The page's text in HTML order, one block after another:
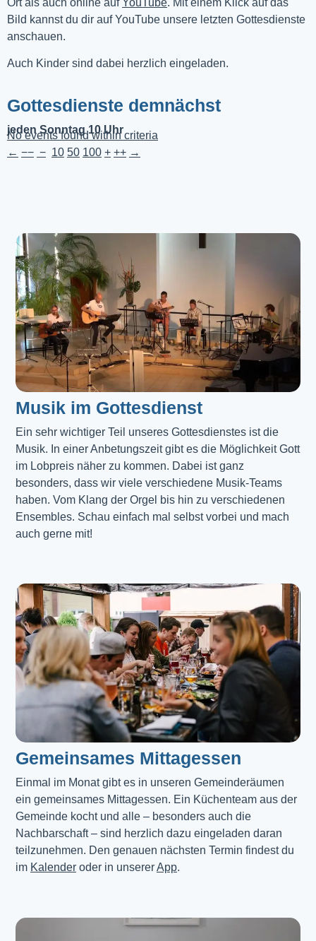
Bild kannst du dir auf YouTube unsere letzten Gottesdienste
anschauen.
Auch Kinder sind dabei herzlich eingeladen.
Gottesdienste demnächst
jeden Sonntag 10 Uhr
No events found within criteria
← −− − 10 50 100 + ++ →
Musik im Gottesdienst​
Ein sehr wichtiger Teil unseres Gottesdienstes ist die
Musik. In einer Anbetungszeit gibt es die Möglichkeit Gott
im Lobpreis näher zu kommen. Dabei ist ganz
besonders, dass wir viele verschiedene Musik-Teams
haben. Vom Klang der Orgel bis hin zu verschiedenen
Ensembles. Schau einfach mal selbst vorbei und mach
auch gerne mit!
Gemeinsames Mittagessen
Einmal im Monat gibt es in unseren Gemeinderäumen
ein gemeinsames Mittagessen. Ein Küchenteam aus der
Gemeinde kocht und alle – besonders auch die
Nachbarschaft – sind herzlich dazu eingeladen daran
teilzunehmen. Den genauen nächsten Termin findest du
im Kalender oder in unserer App.